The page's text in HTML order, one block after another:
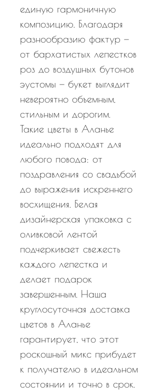
единую гармоничную
композицию. Благодаря
разнообразию фактур —
от бархатистых лепестков
роз до воздушных бутонов
эустомы — букет выглядит
невероятно объемным,
стильным и дорогим.
Такие цветы в Аланье
идеально подходят для
любого повода: от
поздравления со свадьбой
до выражения искреннего
восхищения. Белая
дизайнерская упаковка с
оливковой лентой
подчеркивает свежесть
каждого лепестка и
делает подарок
завершенным. Наша
круглосуточная доставка
цветов в Аланье
гарантирует, что этот
роскошный микс прибудет
к получателю в идеальном
состоянии и точно в срок.